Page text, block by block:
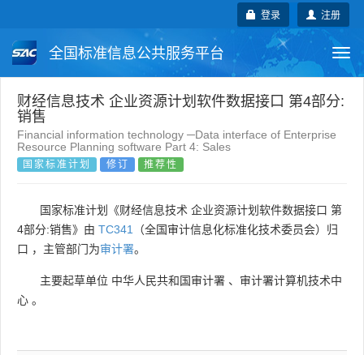
注册
登录
全国标准信息公共服务平台
国家标准 行业标准 地方标准
团体标准 企业标准 国际标准
财经信息技术 企业资源计划软件数据接口 第4部分:
销售
Financial information technology ─Data interface of Enterprise
Resource Planning software Part 4: Sales
国家标准计划 修订 推荐性
国家标准计划《财经信息技术 企业资源计划软件数据接口 第
4部分:销售》由 TC341
（全国审计信息化标准化技术委员会）归
口 ，主管部门为审计署。
主要起草单位 中华人民共和国审计署 、 审计署计算机技术中
心 。